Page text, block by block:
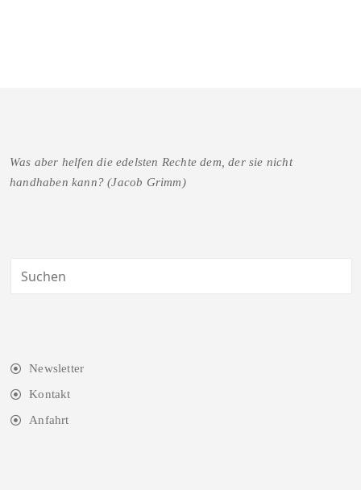
Was aber helfen die edelsten Rechte dem, der sie nicht
handhaben kann? (Jacob Grimm)
Newsletter
Kontakt
Anfahrt